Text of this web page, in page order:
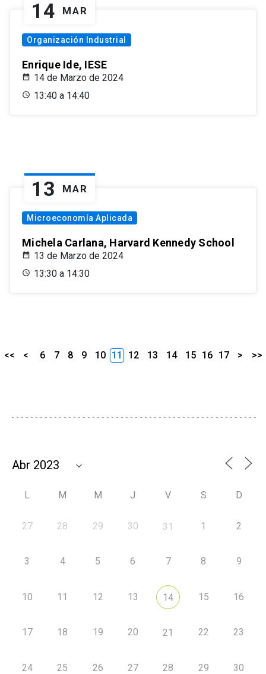
14 MAR
Organización Industrial
Enrique Ide, IESE
14 de Marzo de 2024
13:40 a 14:40
13 MAR
Microeconomía Aplicada
Michela Carlana, Harvard Kennedy School
13 de Marzo de 2024
13:30 a 14:30
<< < 6 7 8 9 10 11 12 13 14 15 16 17 > >>
L M M J V S D
27 28 29 30 31 1 2
3 4 5 6 7 8 9
10 11 12 13 14 15 16
17 18 19 20 21 22 23
24 25 26 27 28 29 30